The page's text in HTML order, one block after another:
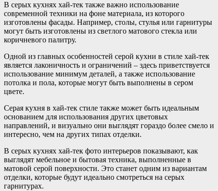
В серых кухнях хай-тек также важно использование
современной техники на фоне материала, из которого
изготовлены фасады. Например, столы, стулья или гарнитуры
могут быть изготовлены из светлого матового стекла или
коричневого палитру.
Одной из главных особенностей серой кухни в стиле хай-тек
является лаконичность и ограничений – здесь приветствуется
использование минимум деталей, а также использование
потолка и пола, которые могут быть выполнены в сером
цвете.
Серая кухня в хай-тек стиле также может быть идеальным
основанием для использования других цветовых
направлений, и визуально они выглядят гораздо более смело и
интересно, чем на других типах отделки.
В серых кухнях хай-тек фото интерьеров показывают, как
выглядят мебельное и бытовая техника, выполненные в
матовой серой поверхности. Это станет одним из вариантам
отделки, которые будут идеально смотреться на серых
гарнитурах.